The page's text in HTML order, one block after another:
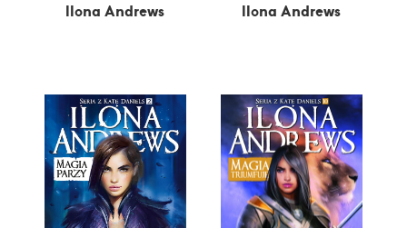
Ilona Andrews Ilona Andrews